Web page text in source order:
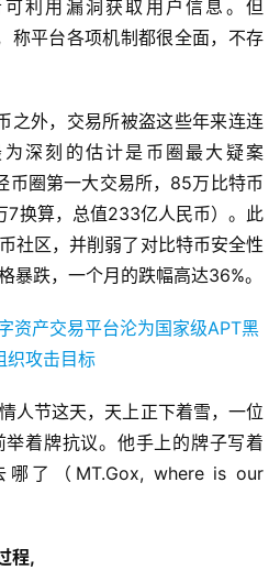
利用漏洞获取用户信息。但
称平台各项机制都很全面，不存
之外，交易所被盗这些年来连连
深刻的估计是币圈最大疑案
币圈第一大交易所，85万比特币
7换算，总值233亿人民币）。此
社区，并削弱了对比特币安全性
暴跌，一个月的跌幅高达36%。
人节这天，天上正下着雪，一位
着牌抗议。他手上的牌子写着
了（MT.Gox, where is our
程,